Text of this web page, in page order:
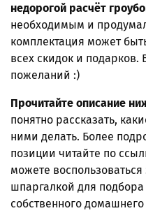
недорогой расчёт
необходимым и
комплектация может
всех скидок и подарков.
пожеланий :)
Прочитайте описание
понятно рассказать,
ними делать. Более
позиции читайте по
можете
шпаргалкой для подбора
собственного домашнего